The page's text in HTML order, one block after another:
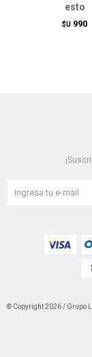
esto
$U 990
© Copyright 2026 / Grupo